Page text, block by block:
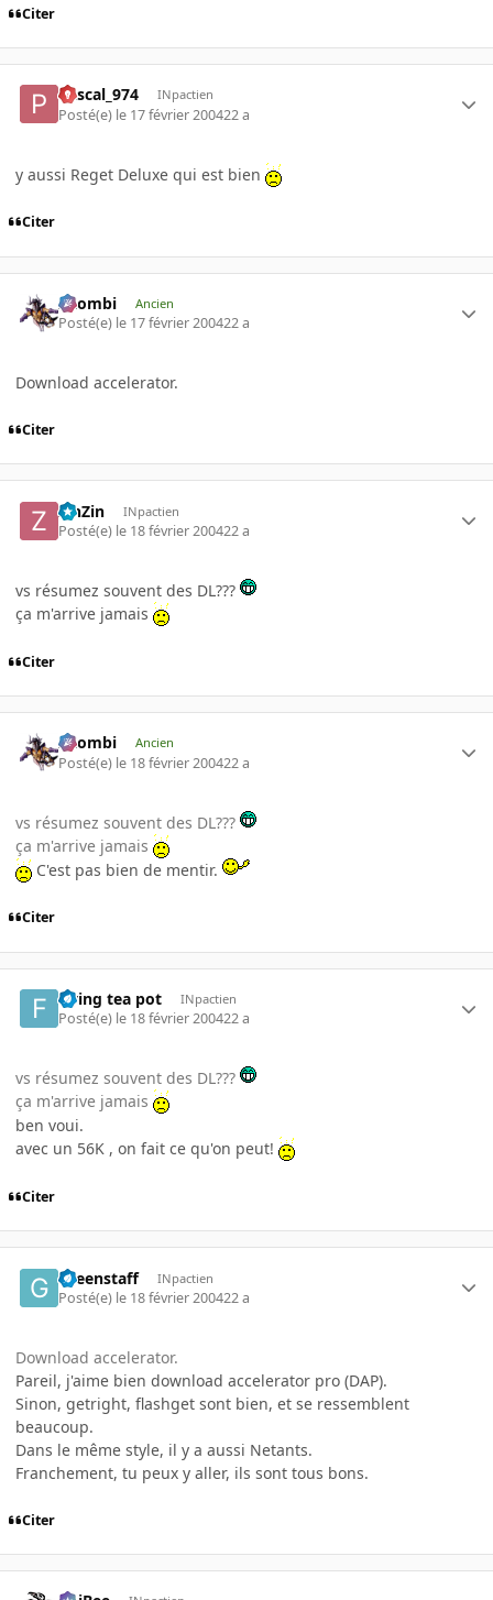
Citer
Pascal_974 INpactien
Posté(e) le 17 février 200422 a
y aussi Reget Deluxe qui est bien
Citer
XZombi Ancien
Posté(e) le 17 février 200422 a
Download accelerator.
Citer
ZinZin INpactien
Posté(e) le 18 février 200422 a
vs résumez souvent des DL???
ça m'arrive jamais
Citer
XZombi Ancien
Posté(e) le 18 février 200422 a
vs résumez souvent des DL???
ça m'arrive jamais
C'est pas bien de mentir.
Citer
flying tea pot INpactien
Posté(e) le 18 février 200422 a
vs résumez souvent des DL???
ça m'arrive jamais
ben voui.
avec un 56K , on fait ce qu'on peut!
Citer
Greenstaff INpactien
Posté(e) le 18 février 200422 a
Download accelerator.
Pareil, j'aime bien download accelerator pro (DAP).
Sinon, getright, flashget sont bien, et se ressemblent
beaucoup.
Dans le même style, il y a aussi Netants.
Franchement, tu peux y aller, ils sont tous bons.
Citer